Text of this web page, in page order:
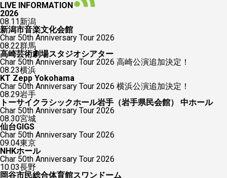
LIVE INFORMATION
2026
08.11新潟
新潟市音楽文化会館
Char 50th Anniversary Tour 2026
08.22群馬
高崎芸術劇場スタジオシアター
Char 50th Anniversary Tour 2026 高崎公演追加決定！
08.23横浜
KT Zepp Yokohama
Char 50th Anniversary Tour 2026 横浜公演追加決定！
08.29岩手
トーサイクラシックホール岩手（岩手県民会館） 中ホール
Char 50th Anniversary Tour 2026
08.30宮城
仙台GIGS
Char 50th Anniversary Tour 2026
09.04東京
NHKホール
Char 50th Anniversary Tour 2026
10.03長野
岡谷市民総合体育館スワンドーム